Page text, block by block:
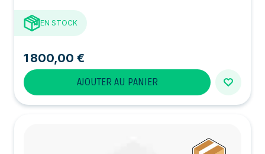
EN STOCK
1 800,00 €
AJOUTER AU PANIER